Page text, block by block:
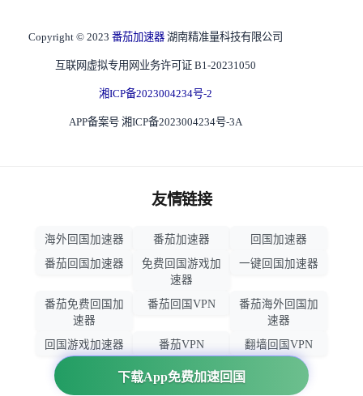
下载App免费加速回国
Copyright © 2023 番茄加速器 湖南精准量科技有限公司
互联网虚拟专用网业务许可证 B1-20231050
湘ICP备2023004234号-2
APP备案号 湘ICP备2023004234号-3A
友情链接
海外回国加速器 番茄加速器
回国加速器
番茄回国加速器
免费回国游戏加
速器
一键回国加速器
番茄免费回国加
速器
番茄回国VPN
番茄海外回国加
速器
回国游戏加速器
番茄VPN
翻墙回国VPN
归雁加速器
回国VPN推荐